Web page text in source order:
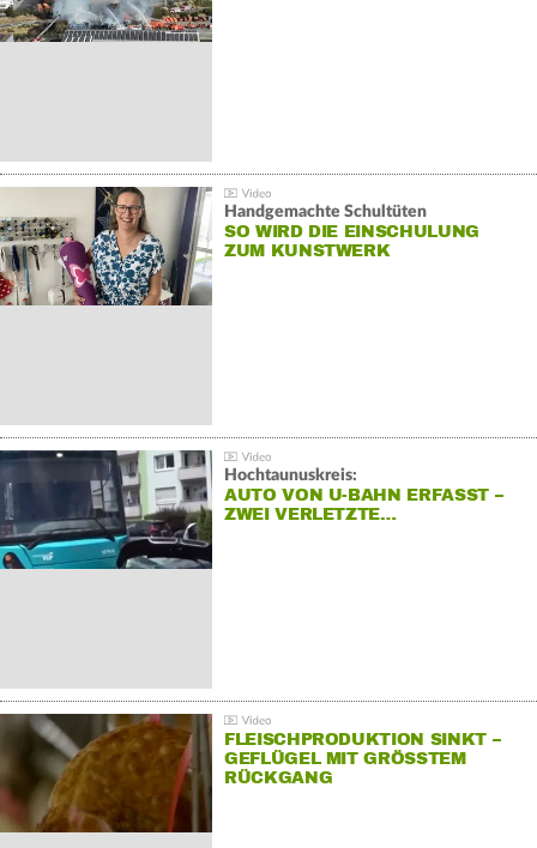
Handgemachte Schultüten
SO WIRD DIE EINSCHULUNG
ZUM KUNSTWERK
Hochtaunuskreis:
AUTO VON U-BAHN ERFASST –
ZWEI VERLETZTE…
FLEISCHPRODUKTION SINKT –
GEFLÜGEL MIT GRÖSSTEM R
ÜCKGANG